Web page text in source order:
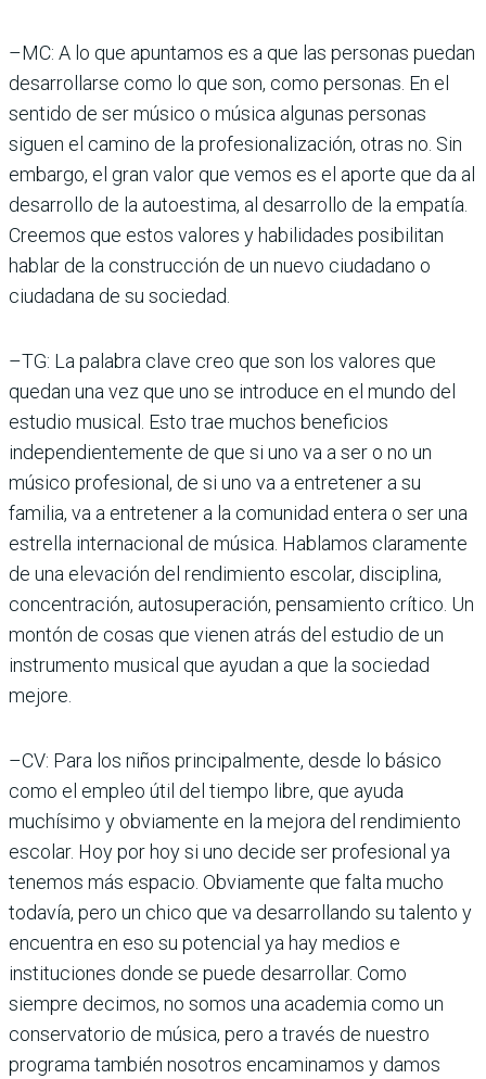
–MC: A lo que apuntamos es a que las personas puedan
desarrollarse como lo que son, como personas. En el
sentido de ser músico o música algunas personas
siguen el camino de la profesionalización, otras no. Sin
embargo, el gran valor que vemos es el aporte que da al
desarrollo de la autoestima, al desarrollo de la empatía.
Creemos que estos valores y habilidades posibilitan
hablar de la construcción de un nuevo ciudadano o
ciudadana de su sociedad.
–TG: La palabra clave creo que son los valores que
quedan una vez que uno se introduce en el mundo del
estudio musical. Esto trae muchos beneficios
independientemente de que si uno va a ser o no un
músico profesional, de si uno va a entretener a su
familia, va a entretener a la comunidad entera o ser una
estrella internacional de música. Hablamos claramente
de una elevación del rendimiento escolar, disciplina,
concentración, autosuperación, pensamiento crítico. Un
montón de cosas que vienen atrás del estudio de un
instrumento musical que ayudan a que la sociedad
mejore.
–CV: Para los niños principalmente, desde lo básico
como el empleo útil del tiempo libre, que ayuda
muchísimo y obviamente en la mejora del rendimiento
escolar. Hoy por hoy si uno decide ser profesional ya
tenemos más espacio. Obviamente que falta mucho
todavía, pero un chico que va desarrollando su talento y
encuentra en eso su potencial ya hay medios e
instituciones donde se puede desarrollar. Como
siempre decimos, no somos una academia como un
conservatorio de música, pero a través de nuestro
programa también nosotros encaminamos y damos